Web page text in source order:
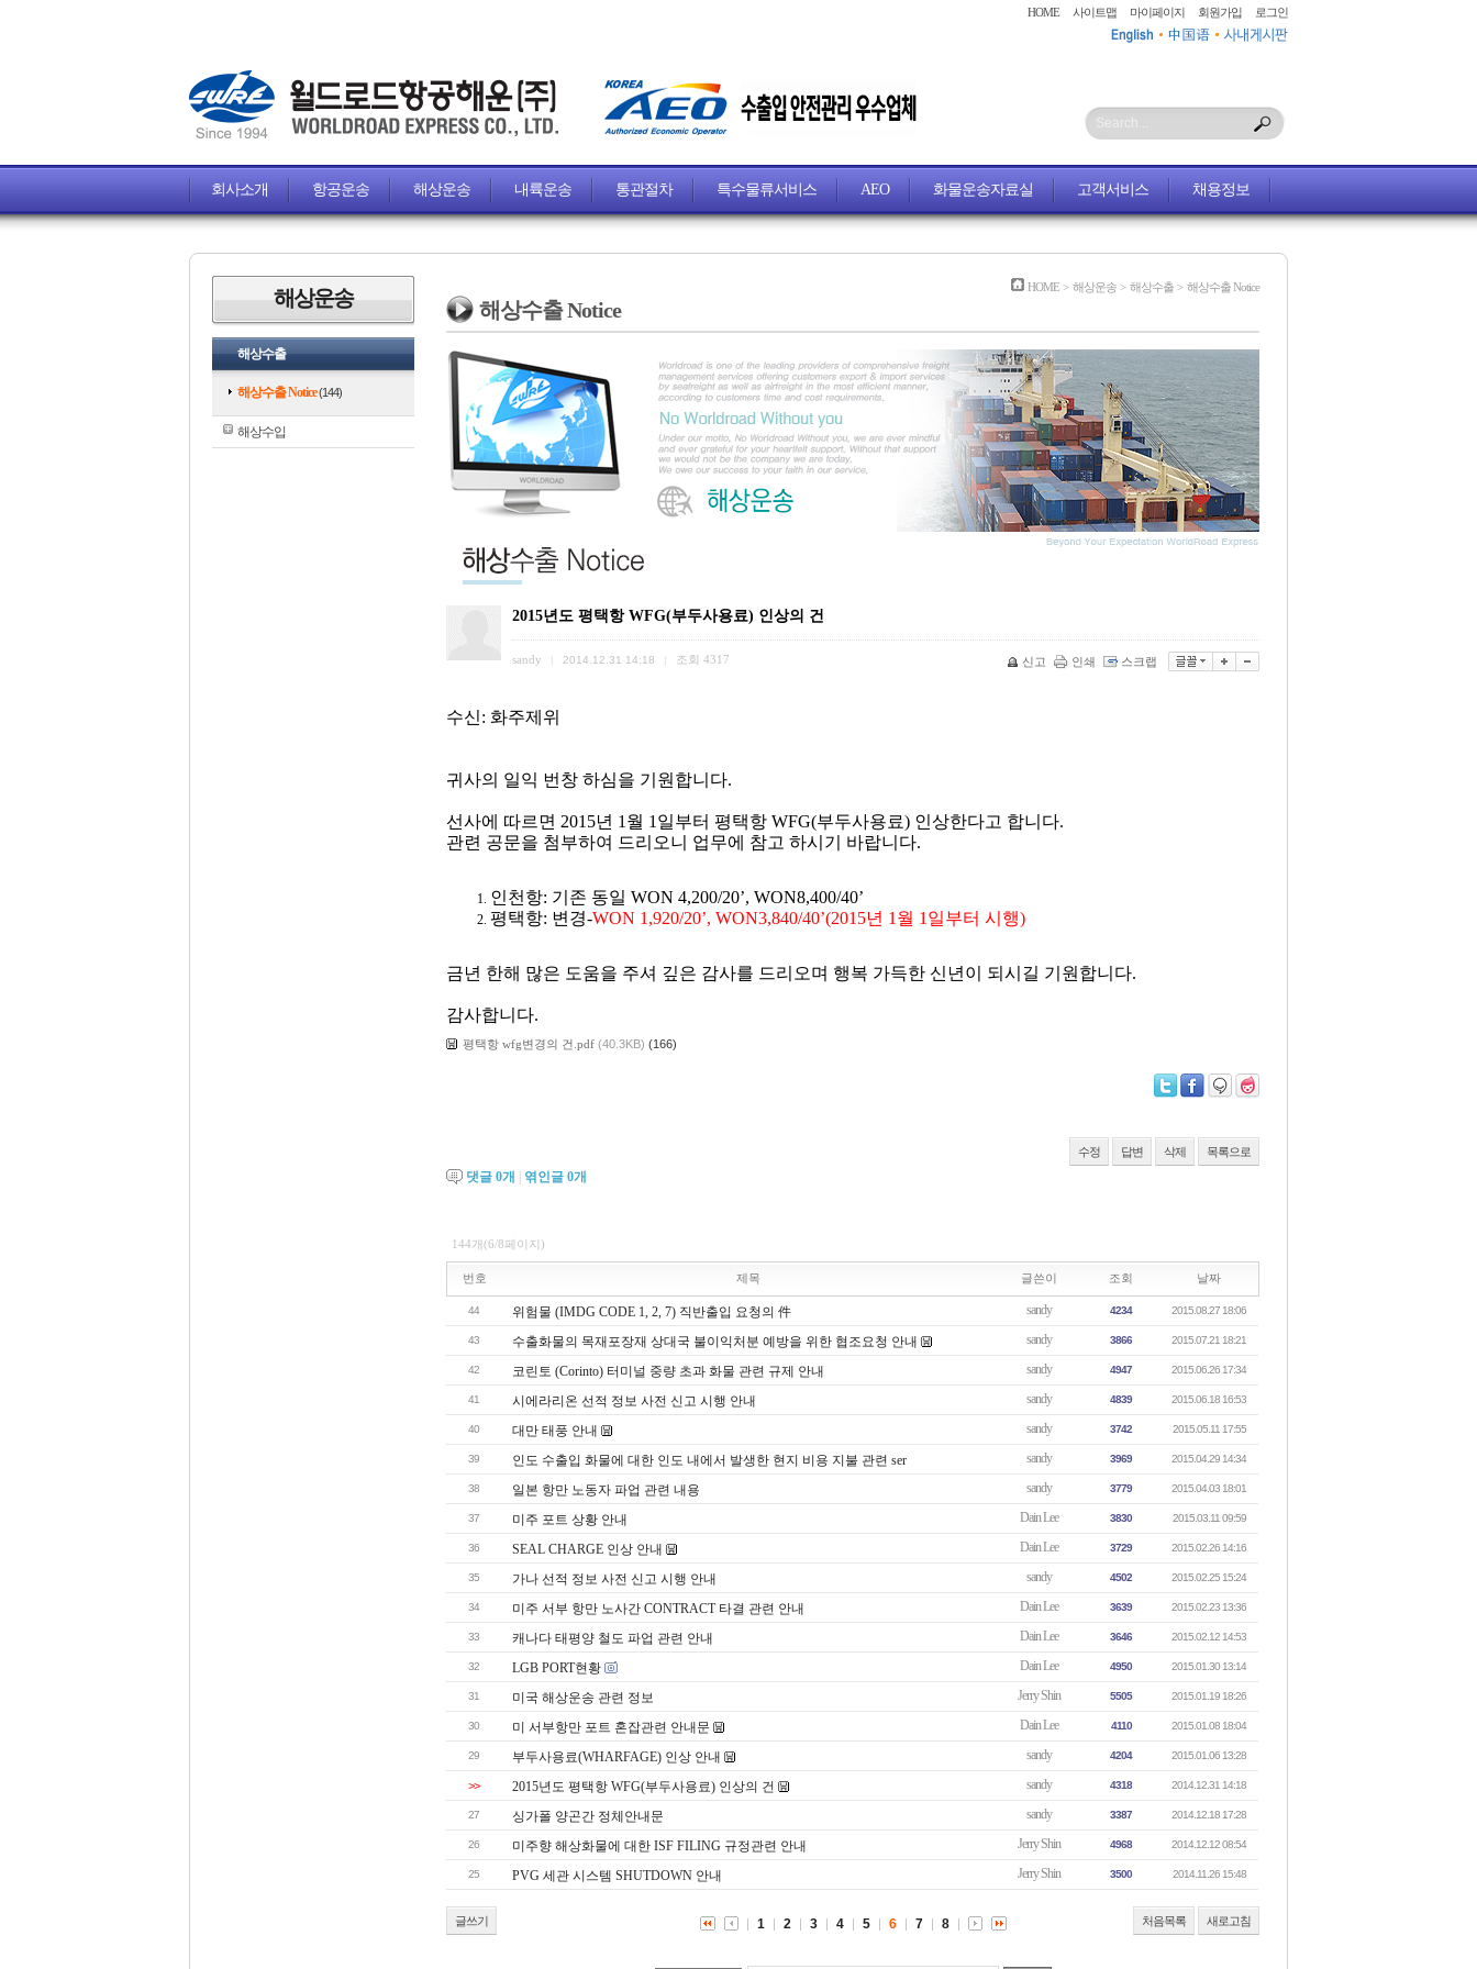
HOME 사이트맵 마이페이지 회원가입 로그인
Search...
회사소개 항공운송 해상운송 내륙운송 통관절차 특수물류서비스 AEO 화물운송자료실 고객서비스 채용정보
해상운송
해상수출
해상수출 Notice(144)
해상수입
HOME > 해상운송 > 해상수출 > 해상수출 Notice
해상수출 Notice
2015년도 평택항 WFG(부두사용료) 인상의 건
sandy 2014.12.31 14:18 조회 4317 신고 인쇄 스크랩
수신: 화주제위
귀사의 일익 번창 하심을 기원합니다.
선사에 따르면 2015년 1 월 1 일부터 평택항 WFG(부두사용료) 인상한다고 합니다.
관련 공문을 첨부하여 드리오니 업무에 참고 하시기 바랍니다.
인천항: 기존 동일 WON 4,200/20’, WON8,400/40’
평택항: 변경-WON 1,920/20’, WON3,840/40’(2015년 1 월 1 일부터 시행)
금년 한해 많은 도움을 주셔 깊은 감사를 드리오며 행복 가득한 신년이 되시길 기원합니다.
감사합니다.
평택항 wfg변경의 건.pdf (40.3KB) (166)
수정 답변 삭제 목록으로
댓글 0개 엮인글 0개
144개(6/8페이지)
번호 제목 글쓴이 조회 날짜
44 위험물 (IMDG CODE 1, 2, 7) 직반출입 요청의 件 sandy 4234 2015.08.27 18:06
43 수출화물의 목재포장재 상대국 불이익처분 예방을 위한 협조요청 안내 sandy 3866 2015.07.21 18:21
42 코린토 (Corinto) 터미널 중량 초과 화물 관련 규제 안내 sandy 4947 2015.06.26 17:34
41 시에라리온 선적 정보 사전 신고 시행 안내 sandy 4839 2015.06.18 16:53
40 대만 태풍 안내 sandy 3742 2015.05.11 17:55
39 인도 수출입 화물에 대한 인도 내에서 발생한 현지 비용 지불 관련 ser sandy 3969 2015.04.29 14:34
38 일본 항만 노동자 파업 관련 내용 sandy 3779 2015.04.03 18:01
37 미주 포트 상황 안내 Dain Lee 3830 2015.03.11 09:59
36 SEAL CHARGE 인상 안내 Dain Lee 3729 2015.02.26 14:16
35 가나 선적 정보 사전 신고 시행 안내 sandy 4502 2015.02.25 15:24
34 미주 서부 항만 노사간 CONTRACT 타결 관련 안내 Dain Lee 3639 2015.02.23 13:36
33 캐나다 태평양 철도 파업 관련 안내 Dain Lee 3646 2015.02.12 14:53
32 LGB PORT현황 Dain Lee 4950 2015.01.30 13:14
31 미국 해상운송 관련 정보 Jerry Shin 5505 2015.01.19 18:26
30 미 서부항만 포트 혼잡관련 안내문 Dain Lee 4110 2015.01.08 18:04
29 부두사용료(WHARFAGE) 인상 안내 sandy 4204 2015.01.06 13:28
>> 2015년도 평택항 WFG(부두사용료) 인상의 건 sandy 4318 2014.12.31 14:18
27 싱가폴 양곤간 정체안내문 sandy 3387 2014.12.18 17:28
26 미주향 해상화물에 대한 ISF FILING 규정관련 안내 Jerry Shin 4968 2014.12.12 08:54
25 PVG 세관 시스템 SHUTDOWN 안내 Jerry Shin 3500 2014.11.26 15:48
글쓰기 처음목록 새로고침
1 2 3 4 5 6 7 8